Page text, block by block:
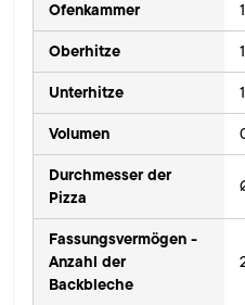
Ofenkammer 1
Oberhitze
Unterhitze
Volumen
Durchmesser der
Pizza
Fassungsvermögen -
Anzahl der
Backbleche